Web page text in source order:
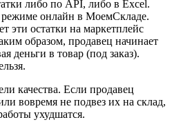
либо по API, либо в Excel.
онлайн в МоемСкладе.
эти остатки на маркетплейс
образом, продавец начинает
деньги в товар (под заказ).
качества. Если продавец
вовремя не подвез их на склад,
ухудшатся.